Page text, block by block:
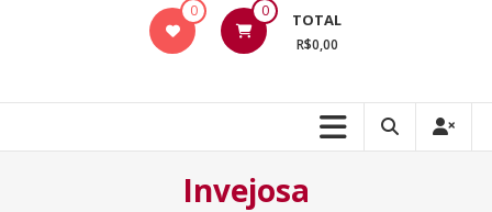
0 0 TOTAL
R$0,00
Invejosa